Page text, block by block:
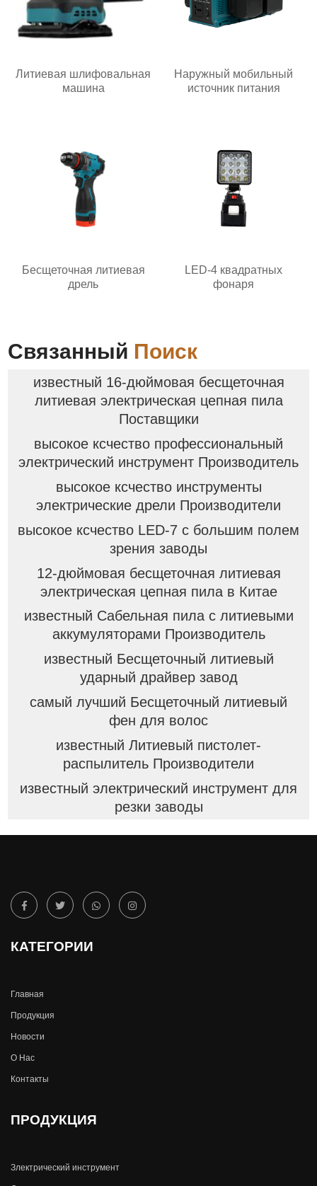
Литиевая шлифовальная
машина
Наружный мобильный
источник питания
Бесщеточная литиевая
дрель
LED-4 квадратных
фонаря
Связанный Поиск
известный 16-дюймовая бесщеточная
литиевая электрическая цепная пила
Поставщики
высокое ксчество профессиональный
электрический инструмент Производитель
высокое ксчество инструменты
электрические дрели Производители
высокое ксчество LED-7 с большим полем
зрения заводы
12-дюймовая бесщеточная литиевая
электрическая цепная пила в Китае
известный Сабельная пила с литиевыми
аккумуляторами Производитель
известный Бесщеточный литиевый
ударный драйвер завод
самый лучший Бесщеточный литиевый
фен для волос
известный Литиевый пистолет-
распылитель Производители
известный электрический инструмент для
резки заводы
КАТЕГОРИИ
Главная
Продукция
Новости
О Hас
Контакты
ПРОДУКЦИЯ
Злектрический инструмент